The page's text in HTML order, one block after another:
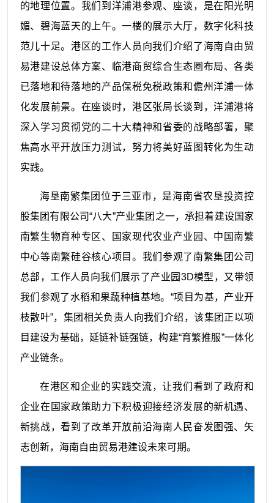
的地理位置。我们到洋浦港参观、座谈，是在阳光明
媚、碧海蓝天的上午。一楼的展示大厅，数字化科技
范儿十足。港区的工作人员向我们介绍了海南自由贸
易港建设总体方案、临港商贸综合生态圈布局、各类
已落地和待落地的产品保税免税政策和儋州洋浦一体
化发展前景。在座谈时，港区张局长谈到，洋浦港将
深入学习贯彻党的二十大精神和省委的战略部署，聚
焦高水平开放压力测试，努力将美好蓝图转化为生动
实践。
海垦南繁集团位于三亚市，是海南省农垦投资控
股集团有限公司“八大”产业集团之一，承担着建设国家
南繁生物育种专区、国家现代农业产业园、中国南繁
中心等南繁硅谷核心项目。我们参观了南繁集团公司
总部，工作人员向我们展示了产业园3D模型，又带领
我们参观了水稻和果蔬种植基地。“项目为基，产业开
枝散叶”，集团相关负责人向我们介绍，该集团正以项
目建设为基础，延链补链强链，构建“育繁推服”一体化
产业链条。
在港区和企业的实践交流，让我们看到了政府和
企业在国家政策助力下积极迎接经济发展的新机遇、
新挑战，看到了改革开放前沿海南人民奋发图强、矢
志创新，海南自由贸易港建设未来可期。